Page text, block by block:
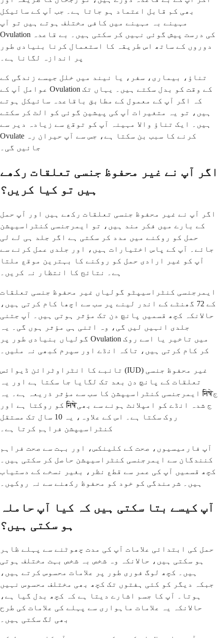
بھی کم قابل اعتماد ہو جاتا ہے۔ جب آپ کے سائیکل
مہینے بہ مہینے میں کافی مختلف ہوتے ہیں تو آپ
Ovulation کی درست پیش گوئی نہیں کر سکتی ہیں۔ بے قاعدہ
دوروں کے ساتھ اس طریقہ کا استعمال کرنا بنیادی طور
پر اندازہ لگانا ہے۔
تناؤ، بیماری، سفر، یا نیند میں خلل جیسے زندگی کے
عوامل آپ کے Ovulation کے وقت کو بدل سکتے ہیں۔ یہاں تک
کہ اگر آپ کے معمول کے مطابق باقاعدہ سائیکل ہوتے
ہیں، تو یہ متغیرات آپ کی پیشین گوئی کو الٹ کر سکتے
ہیں۔ ایک تناؤ والا مہینہ آپ کو توقع سے زیادہ دیر سے
Ovulate کرنے کا سبب بن سکتا ہے، جس سے آپ حیران رہ
جائیں گی۔
اگر آپ نے غیر محفوظ جنسی تعلقات رکھے
ہیں تو کیا کریں؟
اگر آپ نے غیر محفوظ جنسی تعلقات رکھے ہیں اور آپ حمل
کے بارے میں فکر مند ہیں، تو ایمرجنسی کنٹراسیپشن
حمل کو روکنے میں مدد کر سکتی ہے اگر جلد ہی لے لی
جائے۔ آپ کے پاس اختیارات ہیں، اور جلدی عمل کرنے سے
آپ کو غیر ارادی حمل کو روکنے کا بہترین موقع ملتا
ہے۔ نتائج کا انتظار نہ کریں۔
ایمرجنسی کنٹراسیپٹو گولیاں غیر محفوظ جنسی تعلقات
کے 72 گھنٹے کے اندر لینے پر سب سے اچھا کام کرتی ہیں،
حالانکہ کچھ قسمیں پانچ دن تک مؤثر ہوتی ہیں۔ آپ جتنی
جلدی انہیں لیں گی، وہ اتنی ہی مؤثر ہوں گی۔ یہ
گولیاں بنیادی طور پر Ovulation میں تاخیر یا اسے روک
کر کام کرتی ہیں، تاکہ انڈے اور سپرم کبھی نہ ملیں۔
تانبے کا انٹراوٹرائن ڈیوائس (IUD) غیر محفوظ جنسی
تعلقات کے پانچ دن بعد تک لگایا جا سکتا ہے اور یہ
ایمرجنسی کنٹراسیپشن کا سب سے مؤثر ذریعہ ہے۔ یہ निषेج
کو روکتا ہے اور निषेج شدہ انڈے کو امپلانٹ ہونے سے بھی
روک سکتا ہے۔ اس کے علاوہ، یہ 10 سال تک مستقل
کنٹراسیپشن فراہم کرتا ہے۔
آپ فارمیسیوں، صحت کے کلینکس، اور بہت سے صحت فراہم
کنندگان سے ایمرجنسی کنٹراسیپشن حاصل کر سکتی ہیں۔
کچھ قسمیں آپ کی عمر سے قطع نظر، بغیر نسخے کے دستیاب
ہیں۔ شرمندگی کو خود کو محفوظ رکھنے سے نہ روکیں۔
آپ کیسے بتا سکتی ہیں کہ کیا آپ حاملہ
ہو سکتی ہیں؟
حمل کی ابتدائی علامات آپ کی مدت چھوٹنے سے پہلے ظاہر
ہو سکتی ہیں، حالانکہ وہ شخص بہ شخص بہت مختلف ہوتی
ہیں۔ کچھ لوگ فوری طور پر علامات محسوس کرتے ہیں،
جبکہ دیگر کو کئی ہفتوں تک کچھ بھی مختلف محسوس نہیں
ہوتا۔ آپ کا جسم اشارے دیتا ہے کہ کچھ بدل گیا ہے،
حالانکہ یہ علامات ماہواری سے پہلے کی علامات کی طرح
بھی لگ سکتی ہیں۔